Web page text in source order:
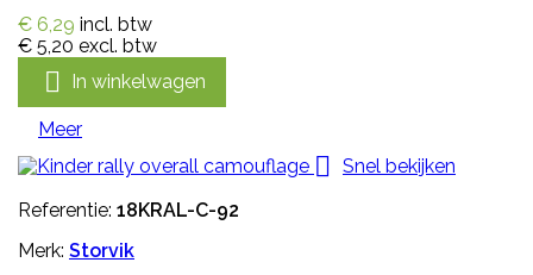
€ 6,29 incl. btw
€ 5,20 excl. btw
 In winkelwagen
Meer

Snel bekijken
Referentie: 18KRAL-C-92
Merk: Storvik